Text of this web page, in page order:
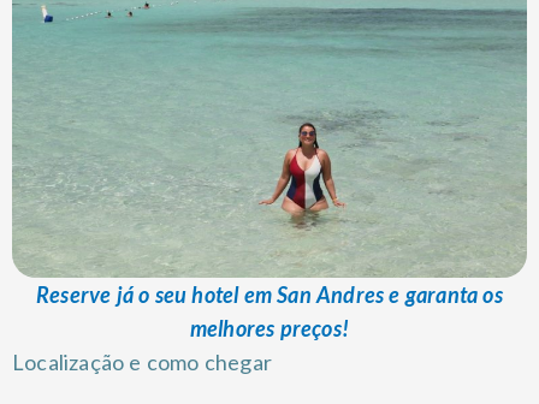
Reserve já o seu hotel em San Andres e garanta os
melhores preços!
Localização e como chegar